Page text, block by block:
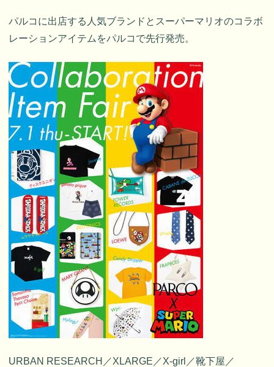
パルコに出店する人気ブランドとスーパーマリオのコラボ
レーションアイテムをパルコで先行発売。
URBAN RESEARCH／XLARGE／X-girl／靴下屋／